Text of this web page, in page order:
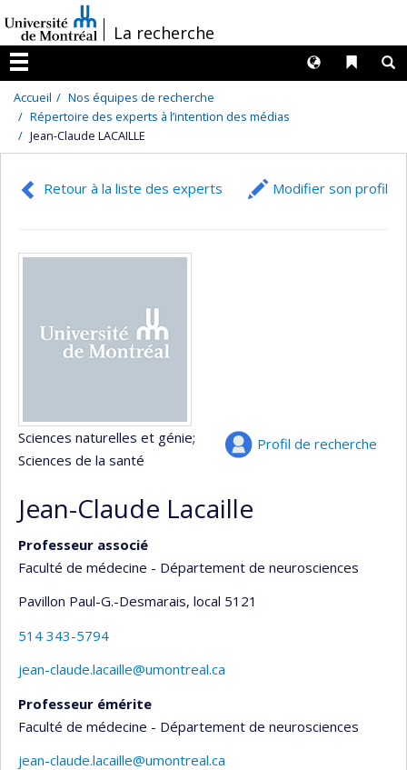
au
contenu
/La recherche
Menu
Liens
Langues
Accueil
Nos équipes de recherche
Répertoire des experts à l’intention des médias
Jean-Claude LACAILLE
Retour à la liste des experts Modifier son profil
Profil de recherche
Sciences naturelles et génie;
Sciences de la santé
Jean-Claude Lacaille
Professeur associé
Faculté de médecine - Département de neurosciences
Pavillon Paul-G.-Desmarais, local 5121
514 343-5794
jean-claude.lacaille@umontreal.ca
Professeur émérite
Faculté de médecine - Département de neurosciences
jean-claude.lacaille@umontreal.ca